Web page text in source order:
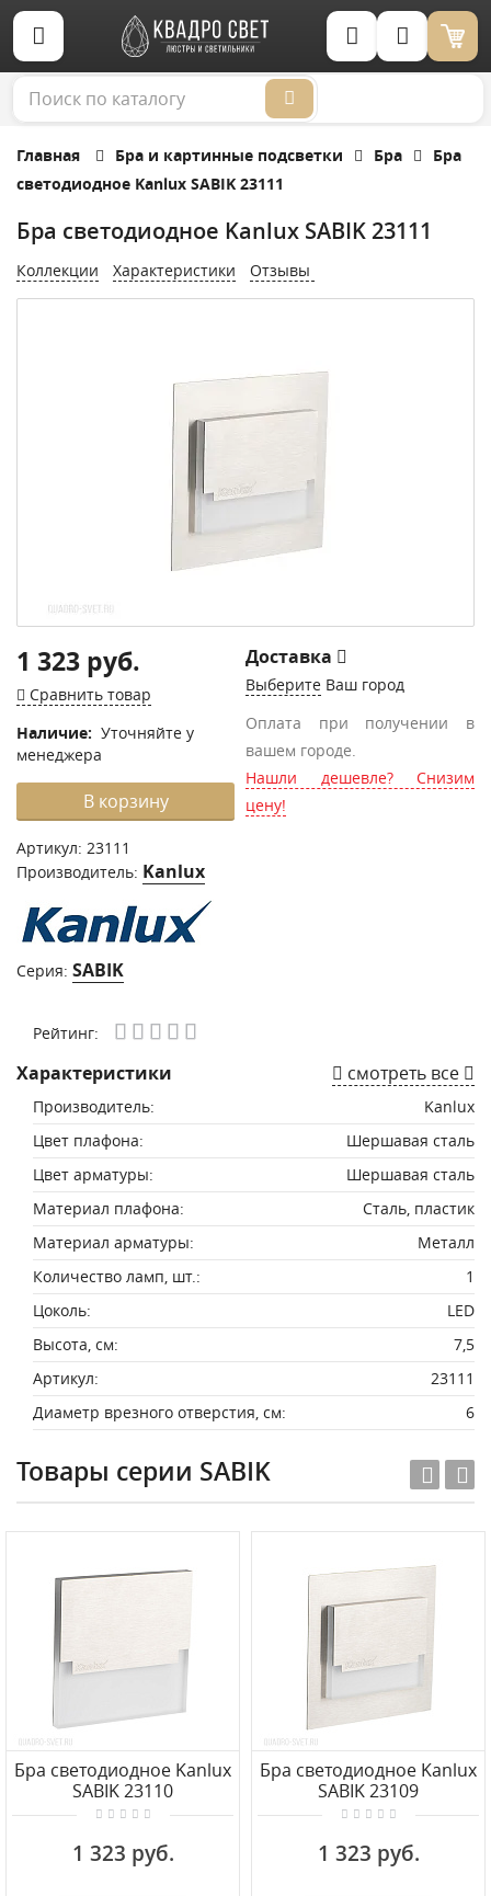
Корзина (0)
Главная Бра и картинные подсветки Бра
Бра
светодиодное Kanlux SABIK 23111
Бра светодиодное Kanlux SABIK 23111
Коллекции Характеристики Отзывы
1 323 руб.
Сравнить товар
Наличие: Уточняйте у
менеджера
В корзину
Артикул: 23111
Производитель: Kanlux
Серия: SABIK
Доставка
Выберите Ваш город
Оплата при получении в
вашем городе.
Нашли дешевле? Снизим
цену!
Рейтинг:
Характеристики смотреть все
Производитель:
Kanlux
Цвет плафона:
Шершавая сталь
Цвет арматуры:
Шершавая сталь
Материал плафона:
Сталь, пластик
Материал арматуры:
Металл
Количество ламп, шт.:
1
Цоколь:
LED
Высота, см:
7,5
Артикул:
23111
Диаметр врезного отверстия, см:
6
Товары серии SABIK
Бра светодиодное Kanlux
SABIK 23110
1 323 руб.
Бра светодиодное Kanlux
SABIK 23109
1 323 руб.